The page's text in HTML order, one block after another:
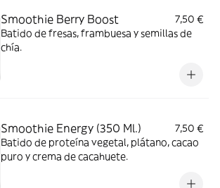
Smoothie Berry Boost
7,50 €
Batido de fresas, frambuesa y semillas de
chía.
Smoothie Energy (350 Ml.)
7,50 €
Batido de proteína vegetal, plátano, cacao
puro y crema de cacahuete.